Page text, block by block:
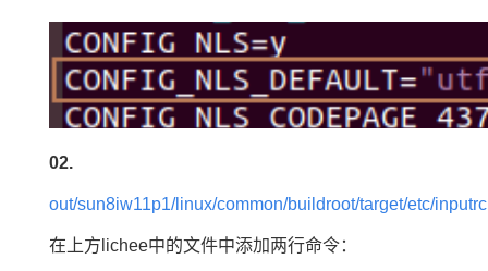
02.
out/sun8iw11p1/linux/common/buildroot/target/etc/
在上方lichee中的文件中添加两行命令：